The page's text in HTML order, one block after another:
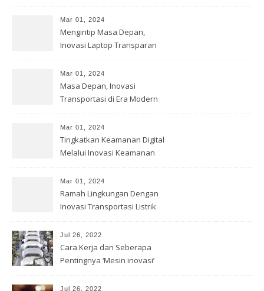
Mar 01, 2024
Mengintip Masa Depan,
Inovasi Laptop Transparan
Mar 01, 2024
Masa Depan, Inovasi
Transportasi di Era Modern
Mar 01, 2024
Tingkatkan Keamanan Digital
Melalui Inovasi Keamanan
Mar 01, 2024
Ramah Lingkungan Dengan
Inovasi Transportasi Listrik
Jul 26, 2022
Cara Kerja dan Seberapa
Pentingnya ‘Mesin inovasi’
Jul 26, 2022